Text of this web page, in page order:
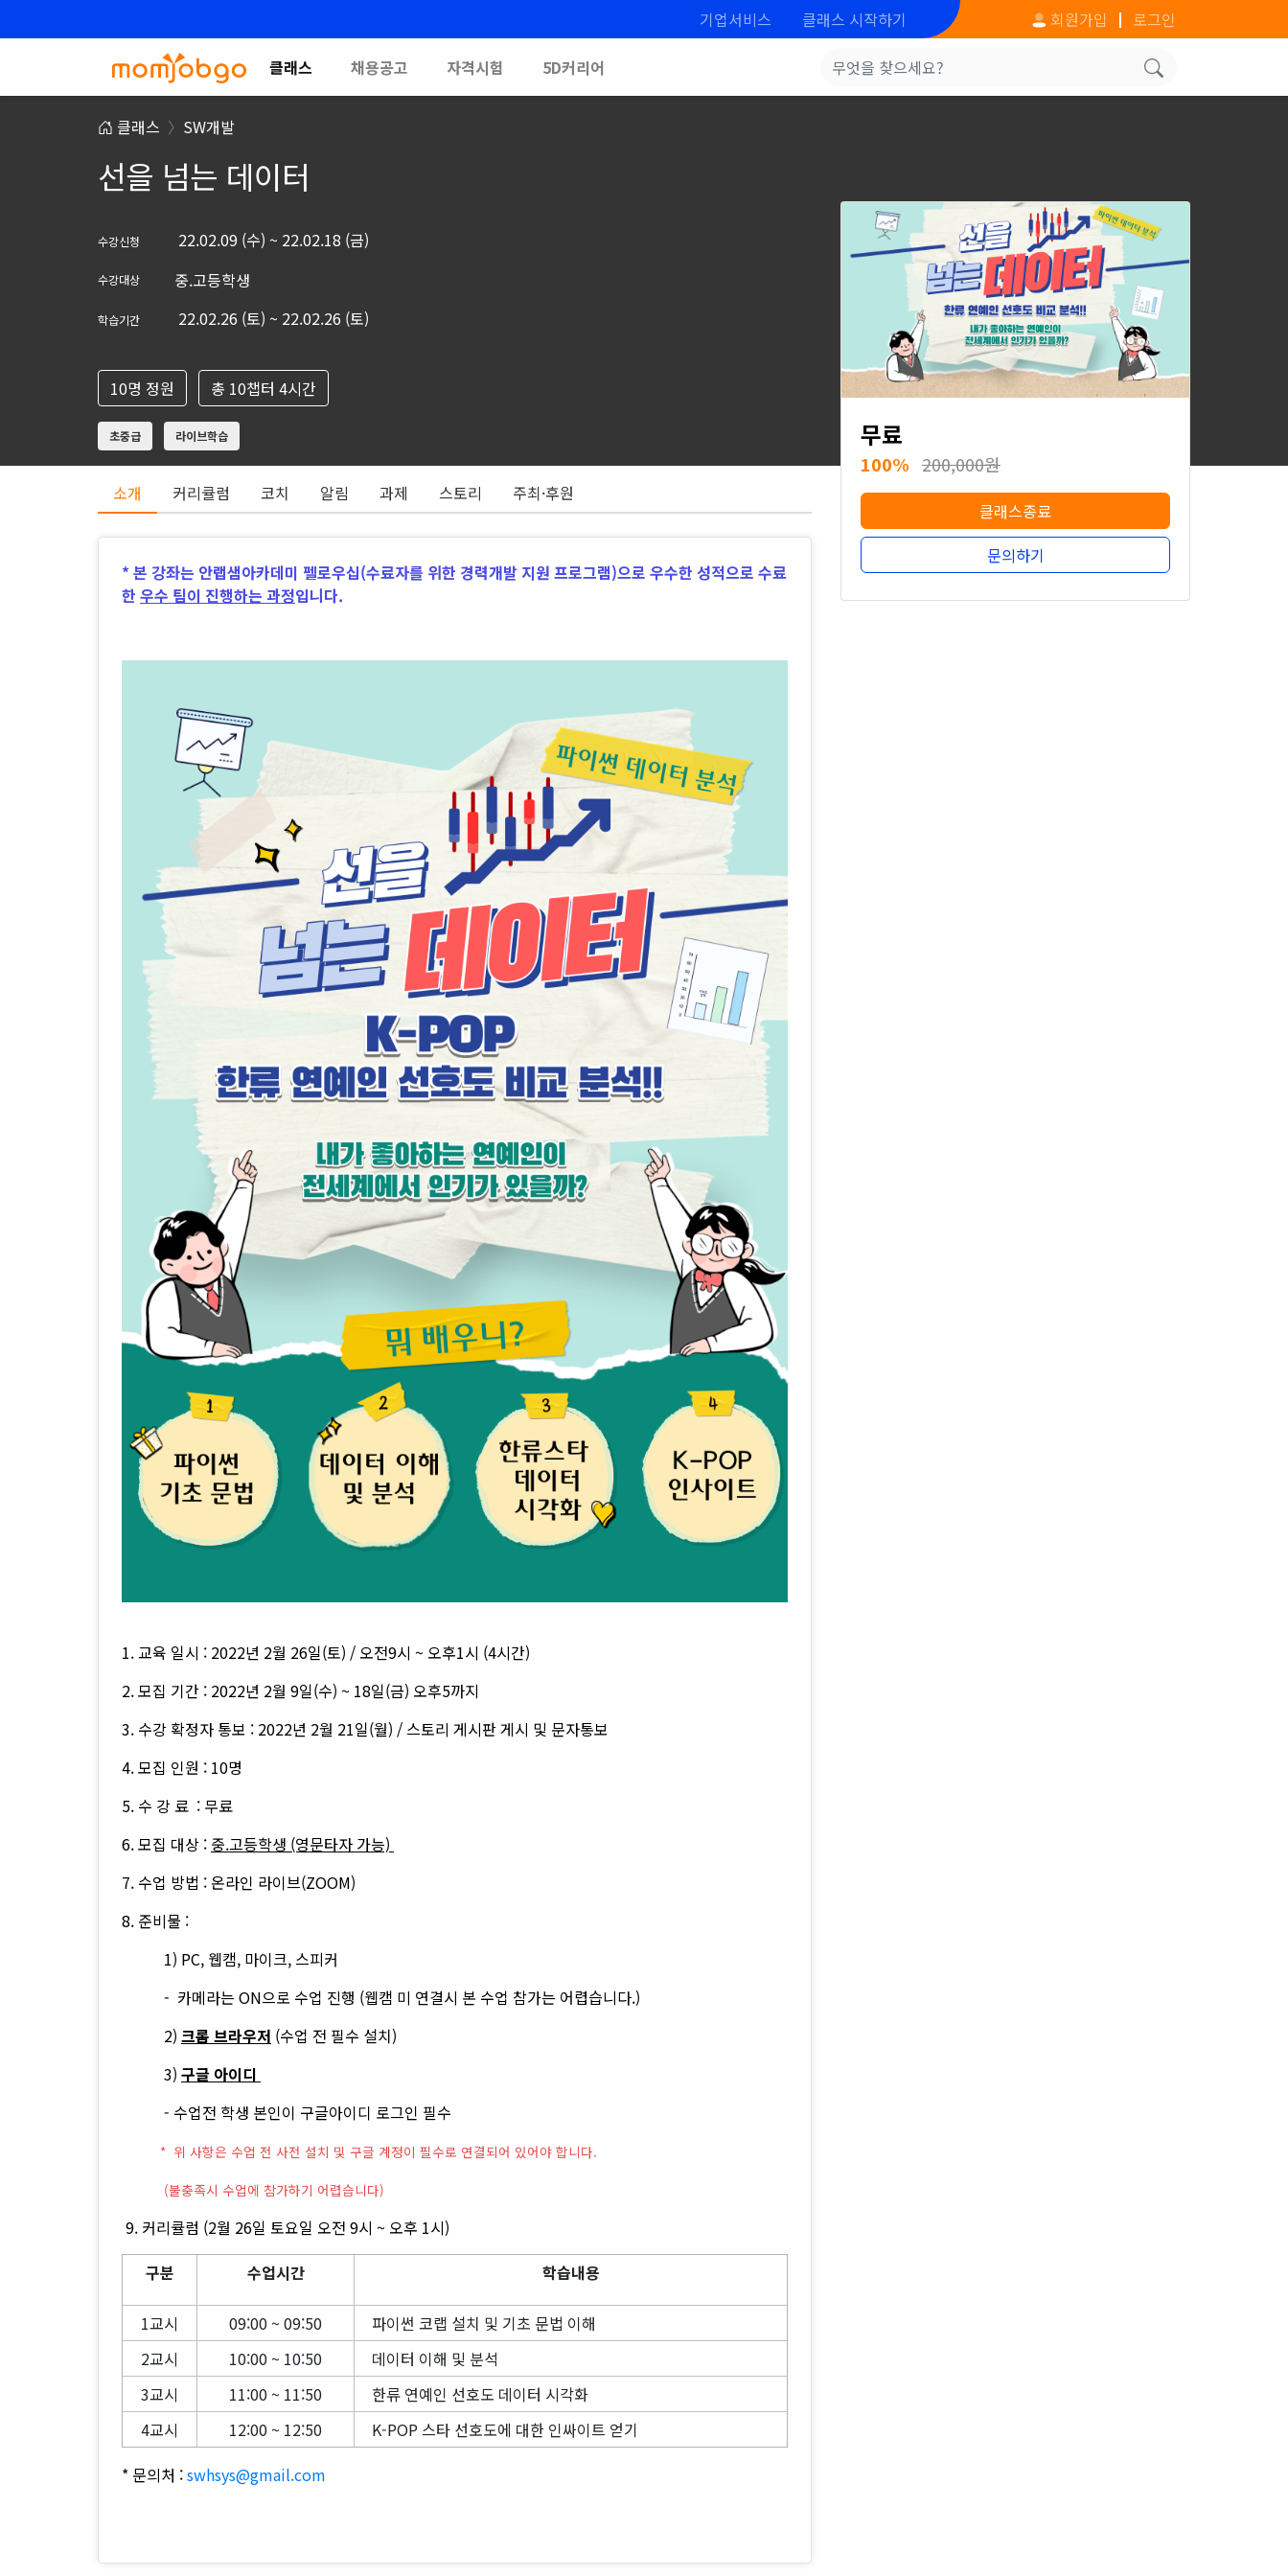
기업서비스 클래스 시작하기 회원가입 로그인
클래스 채용공고 자격시험 5D커리어
클래스 SW개발
선을 넘는 데이터
수강신청 22.02.09 (수) ~ 22.02.18 (금)
수강대상 중.고등학생
학습기간 22.02.26 (토) ~ 22.02.26 (토)
10명 정원 총 10챕터 4시간
초중급 라이브학습 무료
100% 200,000원
클래스종료
문의하기
소개 커리큘럼 코치 알림 과제 스토리 주최·후원
* 본 강좌는 안랩샘아카데미 펠로우십(수료자를 위한 경력개발 지원 프로그램)으로 우수한 성적으로 수료
한 우수 팀이 진행하는 과정입니다.
1. 교육 일시 : 2022년 2월 26일(토) / 오전9시 ~ 오후1시 (4시간)
2. 모집 기간 : 2022년 2월 9일(수) ~ 18일(금) 오후5까지
3. 수강 확정자 통보 : 2022년 2월 21일(월) / 스토리 게시판 게시 및 문자통보
4. 모집 인원 : 10명
5. 수 강 료 : 무료
6. 모집 대상 : 중.고등학생 (영문타자 가능)
7. 수업 방법 : 온라인 라이브(ZOOM)
8. 준비물 :
1) PC, 웹캠, 마이크, 스피커
- 카메라는 ON으로 수업 진행 (웹캠 미 연결시 본 수업 참가는 어렵습니다.)
2) 크롬 브라우저 (수업 전 필수 설치)
3) 구글 아이디
- 수업전 학생 본인이 구글아이디 로그인 필수
* 위 사항은 수업 전 사전 설치 및 구글 계정이 필수로 연결되어 있어야 합니다.
(불충족시 수업에 참가하기 어렵습니다)
9. 커리큘럼 (2월 26일 토요일 오전 9시 ~ 오후 1시)
구분
수업시간 학습내용
1교시 09:00 ~ 09:50
파이썬 코랩 설치 및 기초 문법 이해
2교시
10:00 ~ 10:50
데이터 이해 및 분석
3교시
11:00 ~ 11:50
한류 연예인 선호도 데이터 시각화
4교시
12:00 ~ 12:50
K-POP 스타 선호도에 대한 인싸이트 얻기
* 문의처 :swhsys@gmail.com